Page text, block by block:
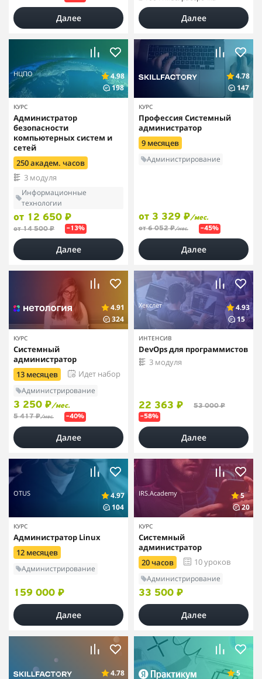
Далее Далее
НЦПО
4.98
198
КУРС
Администратор
безопасности
компьютерных систем и
сетей
250 академ. часов
3 модуля
Информационные
технологии
от 12 650 ₽
от 14 500 ₽ –13%
Далее
4.78
147
КУРС
Профессия Системный
администратор
9 месяцев
Администрирование
от 3 329 ₽/мес.
от 6 052 ₽/мес. –45%
Далее
4.91
324
КУРС
Системный
администратор
13 месяцев
Идет набор
Администрирование
3 250 ₽/мес.
5 417 ₽/мес. –40%
Далее
Хекслет
4.93
15
ИНТЕНСИВ
DevOps для программистов
3 модуля
22 363 ₽ 53 000 ₽
–58%
Далее
OTUS
4.97
104
КУРС
Администратор Linux
12 месяцев
Администрирование
159 000 ₽
Далее
IRS.Academy
5
20
КУРС
Системный
администратор
20 часов
10 уроков
Администрирование
33 500 ₽
Далее
4.78
5